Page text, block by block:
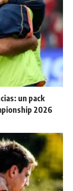
un pack
2026